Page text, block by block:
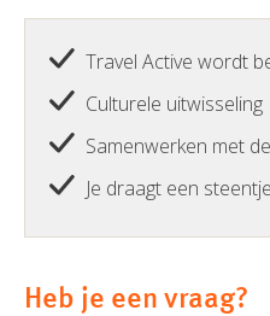
Travel Active wordt
Culturele uitwisseling
Samenwerken met
Je draagt een
Heb je een vraag?